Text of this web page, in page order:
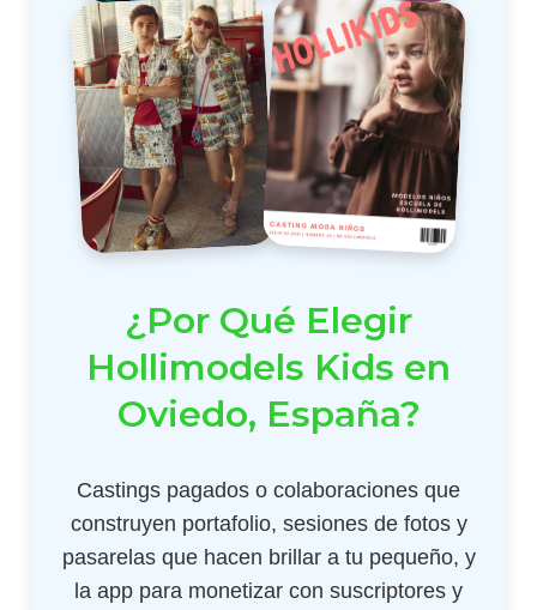
¿Por Qué Elegir
Hollimodels Kids en
Oviedo, España?
Castings pagados o colaboraciones que
construyen portafolio, sesiones de fotos y
pasarelas que hacen brillar a tu pequeño, y
la app para monetizar con suscriptores y